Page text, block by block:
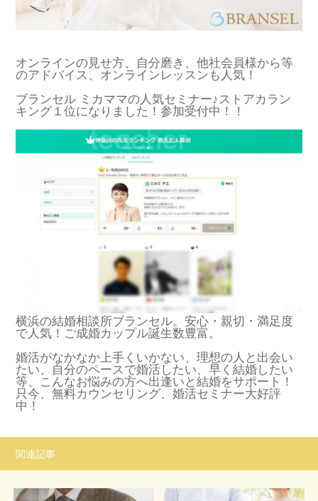
オンラインの見せ方、自分磨き、他社会員様から等
のアドバイス、オンラインレッスンも人気！
ブランセル ミカママの人気セミナー♪ストアカラン
キング１位になりました！参加受付中！！
横浜の結婚相談所ブランセル。安心・親切・満足度
で人気！ご成婚カップル誕生数豊富。
婚活がなかなか上手くいかない、理想の人と出会い
たい、自分のペースで婚活したい、早く結婚したい
等、こんなお悩みの方へ出逢いと結婚をサポート！
只今、無料カウンセリング、婚活セミナー大好評
中！
関連記事